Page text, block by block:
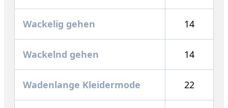
Wackelig gehen 14
Wackelnd gehen 14
Wadenlange Kleidermode 22